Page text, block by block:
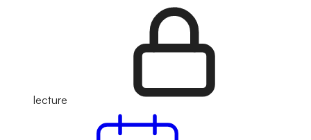
lecture